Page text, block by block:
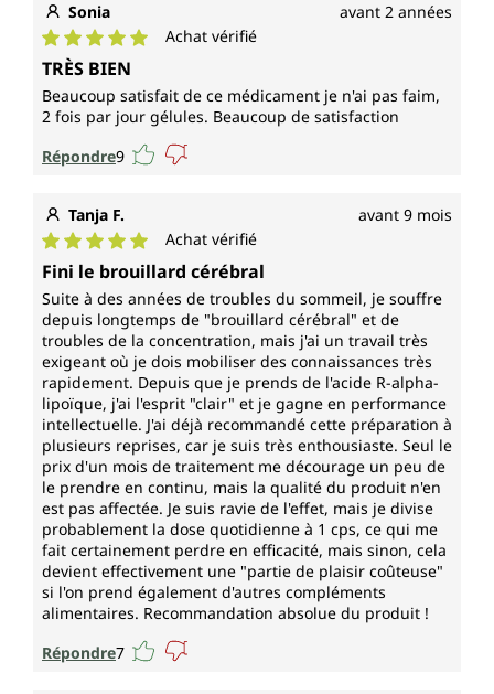
Sonia avant 2 années
Note moyenne de 5 sur 5 étoiles
Achat vérifié
TRÈS BIEN
Beaucoup satisfait de ce médicament je n'ai pas faim,
2 fois par jour gélules. Beaucoup de satisfaction
Répondre9
Tanja F. avant 9 mois
Note moyenne de 5 sur 5 étoiles
Achat vérifié
Fini le brouillard cérébral
Suite à des années de troubles du sommeil, je souffre
depuis longtemps de "brouillard cérébral" et de
troubles de la concentration, mais j'ai un travail très
exigeant où je dois mobiliser des connaissances très
rapidement. Depuis que je prends de l'acide R-alpha-
lipoïque, j'ai l'esprit "clair" et je gagne en performance
intellectuelle. J'ai déjà recommandé cette préparation à
plusieurs reprises, car je suis très enthousiaste. Seul le
prix d'un mois de traitement me décourage un peu de
le prendre en continu, mais la qualité du produit n'en
est pas affectée. Je suis ravie de l'effet, mais je divise
probablement la dose quotidienne à 1 cps, ce qui me
fait certainement perdre en efficacité, mais sinon, cela
devient effectivement une "partie de plaisir coûteuse"
si l'on prend également d'autres compléments
alimentaires. Recommandation absolue du produit !
Répondre7